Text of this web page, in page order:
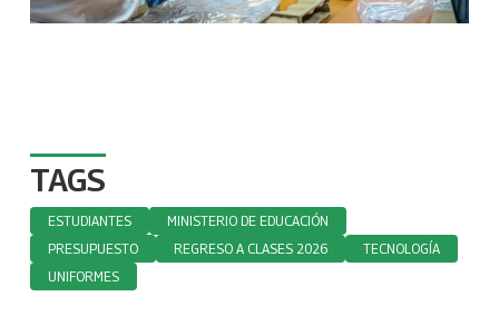
TAGS
ESTUDIANTES
MINISTERIO DE EDUCACIÓN
PRESUPUESTO
REGRESO A CLASES 2026
TECNOLOGÍA
UNIFORMES